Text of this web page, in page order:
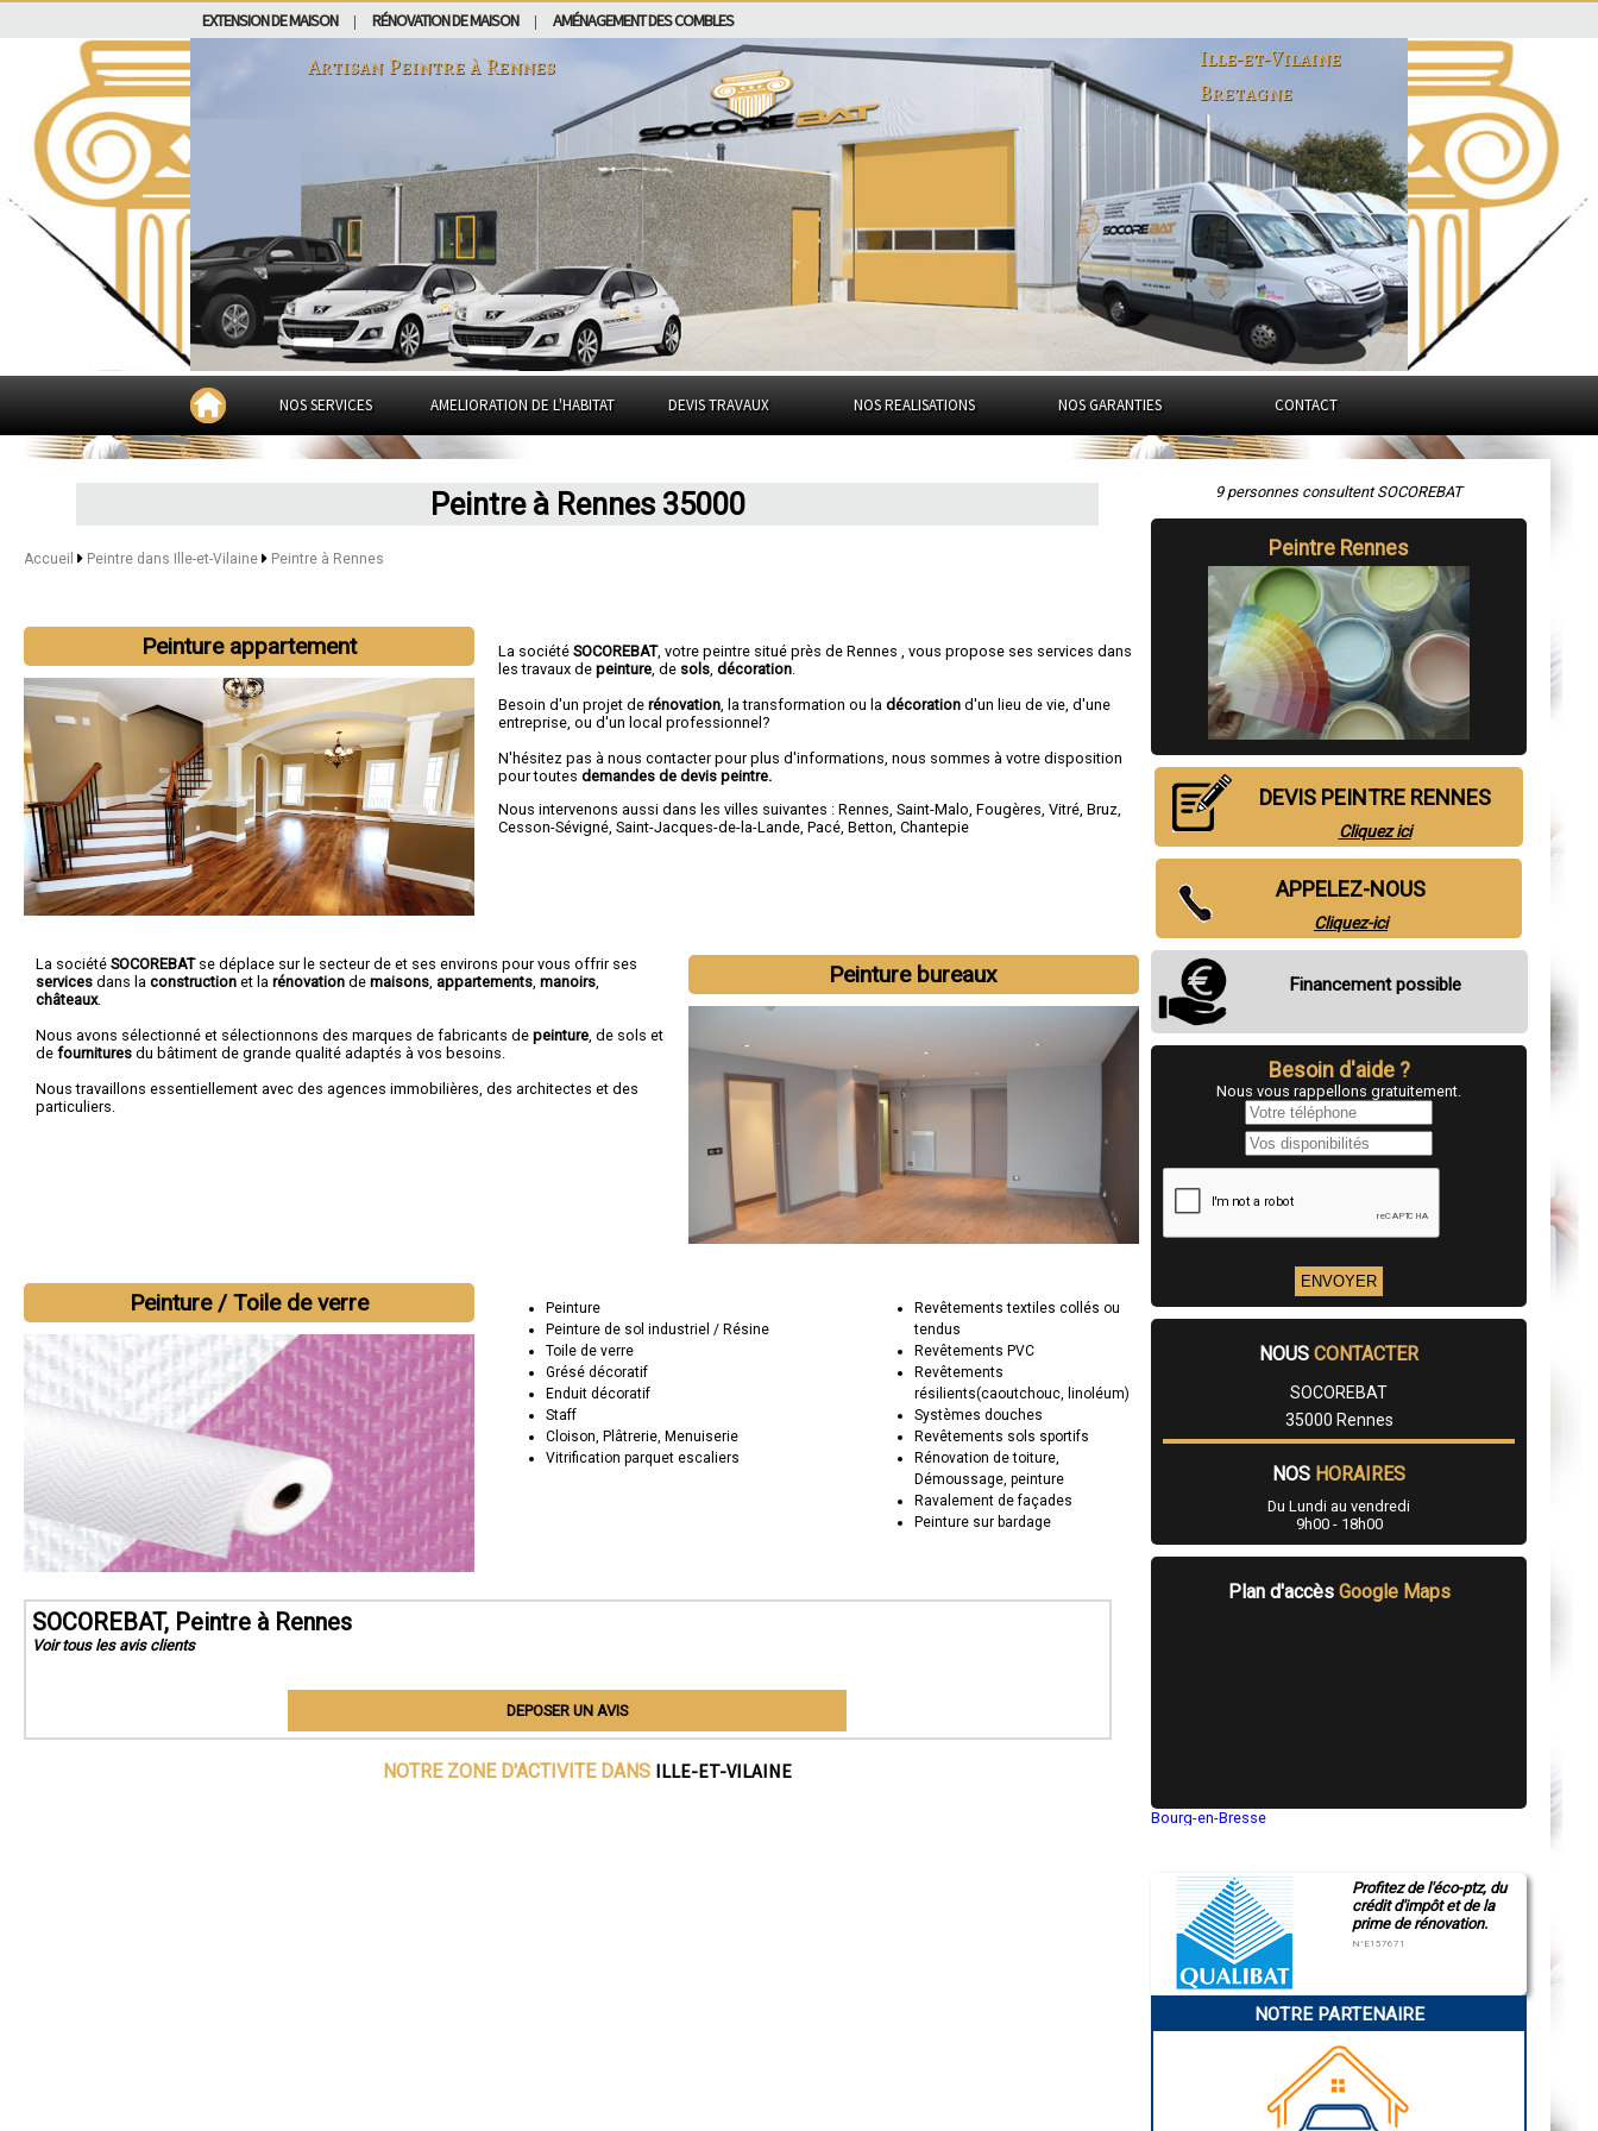
EXTENSION DE MAISON RÉNOVATION DE MAISON AMÉNAGEMENT DES COMBLES
Artisan Peintre àRennes
Ille-et-Vilaine
Bretagne
NOS SERVICES AMELIORATION DE L'HABITAT DEVIS TRAVAUX NOS REALISATIONS NOS GARANTIES CONTACT
Peintre à Rennes 35000
Accueil Peintre dans Ille-et-Vilaine Peintre à Rennes
Peinture appartement La sociétéSOCOREBAT,votre peintre situé près de Rennes , vous propose ses services dans
les travaux depeinture , de sols ,décoration
Besoin d'un projet derénovation , la transformation ou ladécoration d'un lieu de vie, d'une
entreprise, ou d'un local professionnel?
N'hésitez pas à nous contacter pour plus d'informations, nous sommes à votre disposition
pour toutesdemandes de devis peintre.
Nous intervenons aussi dans les villes suivantes :Rennes ,Saint-Malo ,Fougères ,Vitré ,Bruz
Cesson-Sévigné ,Saint-Jacques-de-la-Lande ,Pacé ,Betton ,Chantepie
Peinture bureaux
La société SOCOREBATse déplace sur le secteur de et ses environs pour vous offrir ses
services dans la construction et la rénovation de maisons, appartements, manoirs,
châteaux.
Nous avons sélectionné et sélectionnons des marques de fabricants de peinture, de sols et
de fournitures du bâtiment de grande qualité adaptés à vos besoins.
Nous travaillons essentiellement avec des agences immobilières, des architectes et des
particuliers.
Peinture / Toile de verre
Peinture
Peinture de sol industriel / Résine
Toile de verre
Grésé décoratif
Enduit décoratif
Staff
Cloison, Plâtrerie, Menuiserie
Vitrification parquet escaliers
Revêtements textiles collés ou
tendus
Revêtements PVC
Revêtements
résilients(caoutchouc, linoléum)
Systèmes douches
Revêtements sols sportifs
Rénovation de toiture,
Démoussage, peinture
Ravalement de façades
Peinture sur bardage
SOCOREBAT, Peintre à Rennes
Voir tous les avis clients
DEPOSER UN AVIS
NOTRE ZONE D'ACTIVITE DANS ILLE-ET-VILAINE
9 personnes consultent SOCOREBAT
Peintre Rennes
DEVIS PEINTRE RENNES
Cliquez ici
APPELEZ-NOUS
Cliquez-ici
Financement possible
Besoin d'aide ?
Nous vous rappellons gratuitement.
NOUS CONTACTER
SOCOREBAT
35000 Rennes
NOS HORAIRES
Du Lundi au vendredi
9h00 - 18h00
Plan d'accès Google Maps
Bourg-en-Bresse
Gap
Nice
Annonay
Charleville-Mézières
Troyes
Narbonne
Marseille
Profitez de l'éco-ptz, du
crédit d'impôt et de la
prime de rénovation.
N°E157671
NOTRE PARTENAIRE